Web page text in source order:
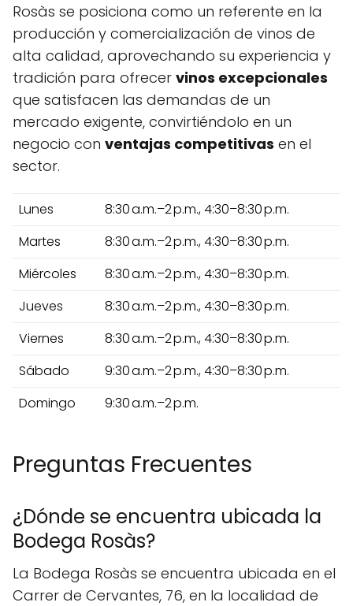
Rosàs se posiciona como un referente en la
producción y comercialización de vinos de
alta calidad, aprovechando su experiencia y
tradición para ofrecer vinos excepcionales
que satisfacen las demandas de un
mercado exigente, convirtiéndolo en un
negocio con ventajas competitivas en el
sector.
Lunes
8:30 a.m.–2 p.m., 4:30–8:30 p.m.
Martes
8:30 a.m.–2 p.m., 4:30–8:30 p.m.
Miércoles
8:30 a.m.–2 p.m., 4:30–8:30 p.m.
Jueves
8:30 a.m.–2 p.m., 4:30–8:30 p.m.
Viernes
8:30 a.m.–2 p.m., 4:30–8:30 p.m.
Sábado
9:30 a.m.–2 p.m., 4:30–8:30 p.m.
Domingo
9:30 a.m.–2 p.m.
Preguntas Frecuentes
¿Dónde se encuentra ubicada la
Bodega Rosàs?
La Bodega Rosàs se encuentra ubicada en el
Carrer de Cervantes, 76, en la localidad de